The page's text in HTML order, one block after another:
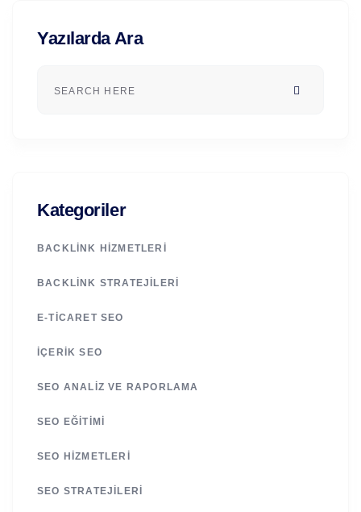
Yazılarda Ara
Kategoriler
BACKLINK HIZMETLERI
BACKLINK STRATEJILERI
E-TICARET SEO
İÇERIK SEO
SEO ANALIZ VE RAPORLAMA
SEO EĞITIMI
SEO HIZMETLERI
SEO STRATEJILERI